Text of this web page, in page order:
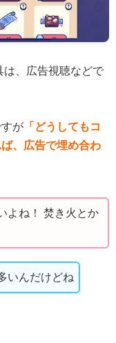
は、広告視聴などで
が 「どうしてもコ
、広告で埋め合わ
よね！ 焚き火とか
いんだけどね